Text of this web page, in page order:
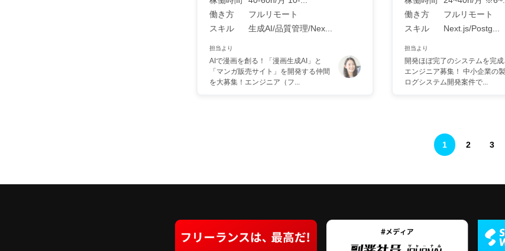
働き方
フルリモート
スキル
生成AI/品質管理/Nex...
担当より
AIで漫画を創る！「漫画生成AI」と
「マンガ販売サイト」を開発する仲間
を大募集！エンジニア（フ...
働き方
フルリモート
スキル
Next.js/Postg...
担当より
開発ほぼ完了のシステムを完
エンジニア募集！ 中小企業の
ログシステム開発案件で...
1 2 3